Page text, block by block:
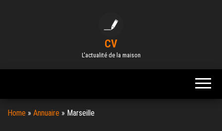
CV
L'actualité de la maison
Home » Annuaire » Marseille